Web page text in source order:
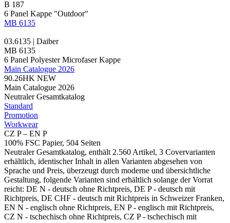
B 187
6 Panel Kappe "Outdoor"
MB 6135
03.6135 | Daiber
MB 6135
6 Panel Polyester MicrofaserKappe
Main Catalogue 2026
90.26HK NEW
Main Catalogue 2026
Neutraler Gesamtkatalog
Standard
Promotion
Workwear
CZ P – EN P
100% FSC Papier, 504 Seiten
Neutraler Gesamtkatalog, enthält 2.560 Artikel, 3 Covervarianten
erhältlich, identischer Inhalt in allen Varianten abgesehen von
Sprache und Preis, überzeugt durch moderne und übersichtliche
Gestaltung, folgende Varianten sind erhältlich solange der Vorrat
reicht: DE N - deutsch ohne Richtpreis, DE P - deutsch mit
Richtpreis, DE CHF - deutsch mit Richtpreis in Schweizer Franken,
EN N - englisch ohne Richtpreis, EN P - englisch mit Richtpreis,
CZ N - tschechisch ohne Richtpreis, CZ P - tschechisch mit